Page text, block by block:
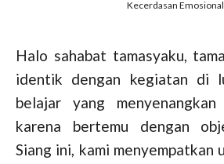
Kecerdasan Emosional
Halo sahabat tamasyaku,
identik dengan kegiatan di
belajar yang
karena bertemu dengan
Siang ini, kami menyempatkan